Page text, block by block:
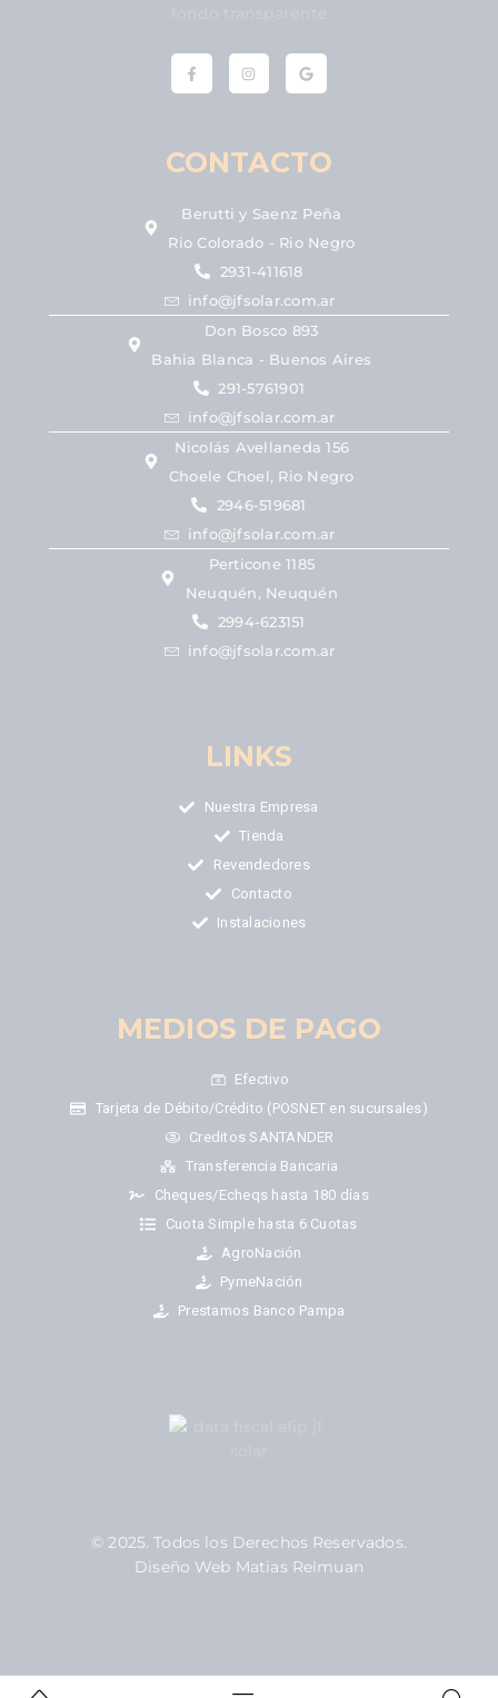
CONTACTO
Berutti y Saenz Peña
Rio Colorado - Rio Negro
2931-411618
info@jfsolar.com.ar
Don Bosco 893
Bahia Blanca - Buenos Aires
291-5761901
info@jfsolar.com.ar
Nicolás Avellaneda 156
Choele Choel, Rio Negro
2946-519681
info@jfsolar.com.ar
Perticone 1185
Neuquén, Neuquén
2994-623151
info@jfsolar.com.ar
LINKS
Nuestra Empresa
Tienda
Revendedores
Contacto
Instalaciones
MEDIOS DE PAGO
Efectivo
Tarjeta de Débito/Crédito (POSNET en sucursales)
Creditos SANTANDER
Transferencia Bancaria
Cheques/Echeqs hasta 180 días
Cuota Simple hasta 6 Cuotas
AgroNación
PymeNación
Prestamos Banco Pampa
© 2025. Todos los Derechos Reservados.
Diseño Web Matias Relmuan
¿Necesitás ayuda?